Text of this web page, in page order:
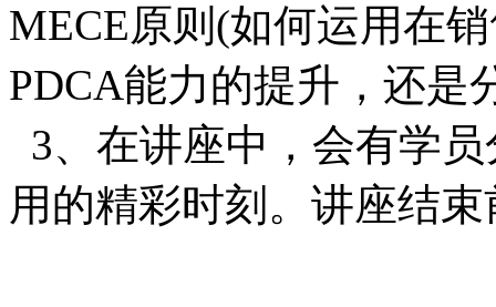
MECE原则(如何运用在
PDCA能力的提升，还是
3、在讲座中，会有学
用的精彩时刻。讲座结